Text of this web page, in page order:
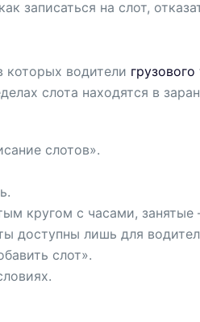
записаться на слот,
которых водители
слота находятся в
слотов».
кругом с часами,
доступны лишь для
слот».